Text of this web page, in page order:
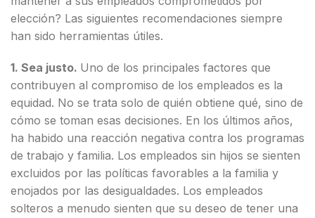
elección? Las siguientes recomendaciones siempre
han sido herramientas útiles.
1. Sea justo. Uno de los principales factores que
contribuyen al compromiso de los empleados es la
equidad. No se trata solo de quién obtiene qué, sino de
cómo se toman esas decisiones. En los últimos años,
ha habido una reacción negativa contra los programas
de trabajo y familia. Los empleados sin hijos se sienten
excluidos por las políticas favorables a la familia y
enojados por las desigualdades. Los empleados
solteros a menudo sienten que su deseo de tener una